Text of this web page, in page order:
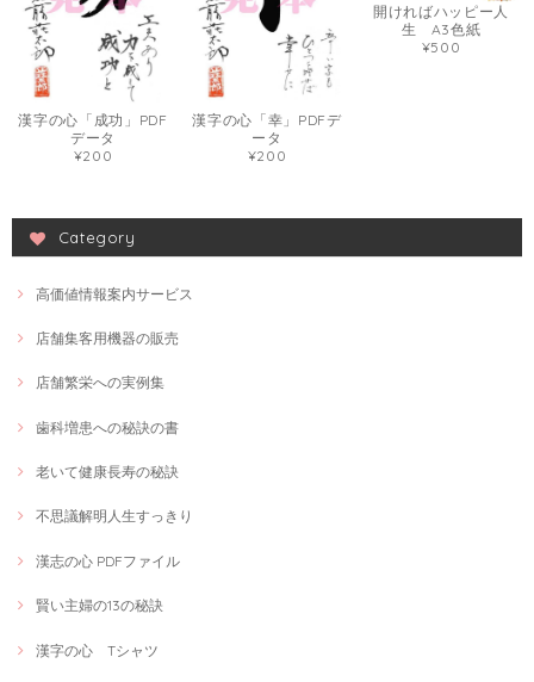
漢字の心「成功」PDF
データ
¥200
漢字の心「幸」PDFデ
ータ
¥200
開ければハッピー人
生 A3色紙
¥500
Category
高価値情報案内サービス
店舗集客用機器の販売
店舗繁栄への実例集
歯科増患への秘訣の書
老いて健康長寿の秘訣
不思議解明人生すっきり
漢志の心 PDFファイル
賢い主婦の13の秘訣
漢字の心 Tシャツ